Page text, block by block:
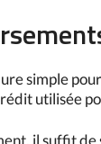
simple
utilisée